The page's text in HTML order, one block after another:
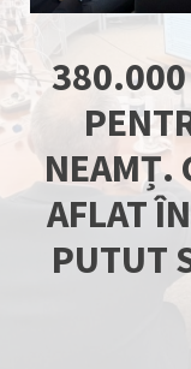
380.000
NEAMȚ.
AFLAT
PUTUT